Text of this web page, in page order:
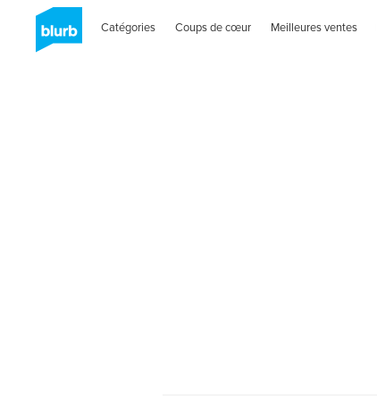
Catégories Coups de cœur Meilleures ventes